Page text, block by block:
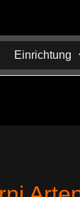
Einrichtung